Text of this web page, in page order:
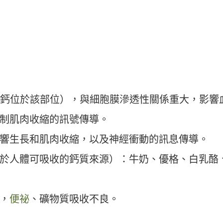
位於該部位），與細胞膜滲透性關係重大，影響
肌肉收縮的訊號傳導。
生長和肌肉收縮，以及神經衝動的訊息傳導。
人體可吸收的鈣質來源）：牛奶、優格、白乳酪
便祕 、礦物質吸收不良。